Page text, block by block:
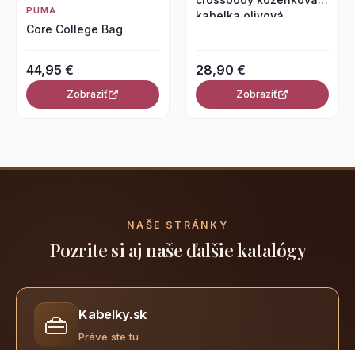
PUMA
Core College Bag
44,95 €
Zobraziť
kabelka olivová
28,90 €
Zobraziť
NAŠE STRÁNKY
Pozrite si aj naše ďalšie katalógy
👜 Kabelky.sk
Práve ste tu